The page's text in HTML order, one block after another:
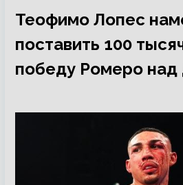
Теофимо Лопес
поставить 100
победу Ромеро